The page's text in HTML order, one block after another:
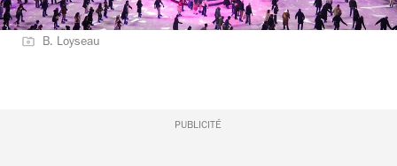
B. Loyseau
PUBLICITÉ